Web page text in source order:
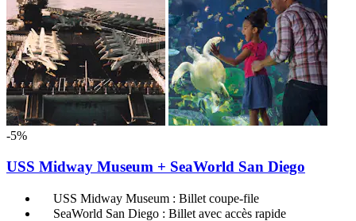
-5%
USS Midway Museum + SeaWorld San Diego
USS Midway Museum : Billet coupe-file
SeaWorld San Diego : Billet avec accès rapide